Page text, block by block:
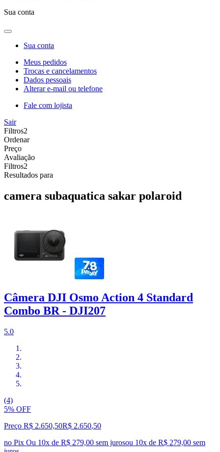
Sua conta
Sua conta
Meus pedidos
Trocas e cancelamentos
Dados pessoais
Alterar e-mail ou telefone
Fale com lojista
Sair
Filtros2
Ordenar
Preço
Avaliação
Filtros2
Resultados para
camera subaquatica sakar polaroid
Câmera DJI Osmo Action 4 Standard
Combo BR - DJI207
5.0
(4)
5% OFF
Preço R$ 2.650,50R$ 2.650,50
no Pix Ou 10x de R$ 279,00 sem jurosou 10x de R$ 279,00 sem